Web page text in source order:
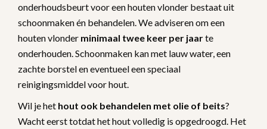
onderhoudsbeurt voor een houten vlonder bestaat uit
schoonmaken én behandelen. We adviseren om een
houten vlonder minimaal twee keer per jaarte
onderhouden. Schoonmaken kan met lauw water, een
zachte borstel en eventueel een speciaal
reinigingsmiddel voor hout.
Wil je het hout ook behandelen met olie of beits?
Wacht eerst totdat het hout volledig is opgedroogd. Het